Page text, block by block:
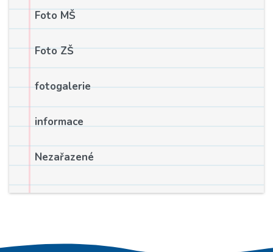
Foto MŠ
Foto ZŠ
fotogalerie
informace
Nezařazené